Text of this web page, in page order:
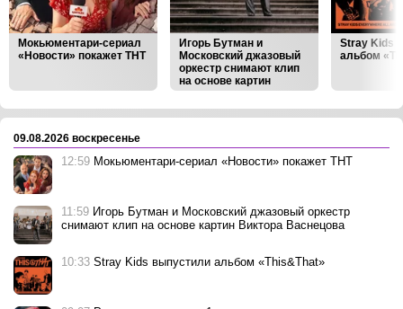
Мокьюментари-сериал
«Новости» покажет ТНТ
Игорь Бутман и
Московский джазовый
оркестр снимают клип
на основе картин
Виктора Васнецова
Stray Kids
альбом
09.08.2026 воскресенье
12:59 Мокьюментари-сериал «Новости» покажет ТНТ
11:59 Игорь Бутман и Московский джазовый оркестр
снимают клип на основе картин Виктора Васнецова
10:33 Stray Kids выпустили альбом «This&That»